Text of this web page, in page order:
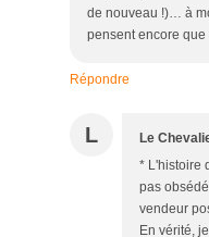
de nouveau !)… à
pensent encore que
Répondre
L Le
* L'histoire
pas
vendeur
En vérité,